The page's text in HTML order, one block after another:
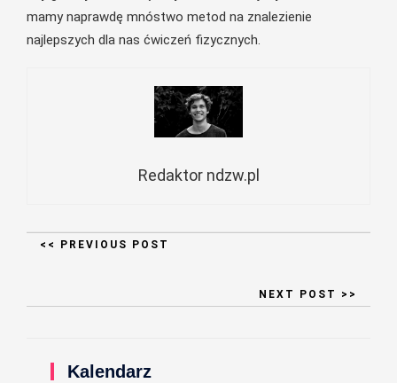
mamy naprawdę mnóstwo metod na znalezienie
najlepszych dla nas ćwiczeń fizycznych.
Redaktor ndzw.pl
<< PREVIOUS POST
NEXT POST >>
Kalendarz